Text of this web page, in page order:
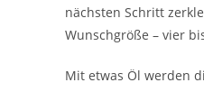
nächsten Schritt
Wunschgröße – vier
Mit etwas Öl werden